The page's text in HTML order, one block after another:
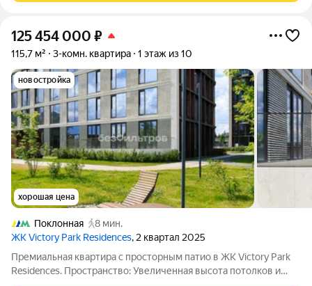
125 454 000 ₽
115,7 м² 3-комн. квартира 1 этаж из 10
новостройка
хорошая цена
Поклонная
8 мин.
ЖК Victory Park Residences, 2 квартал 2025
Премиальная квартира с просторным патио в ЖК Victory Park
Residences. Пространство: Увеличенная высота потолков и